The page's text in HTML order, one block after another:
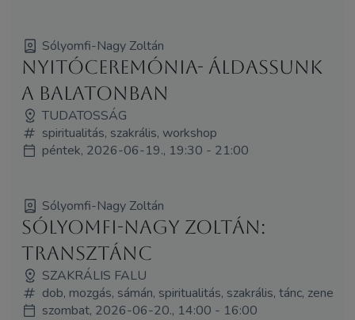
Sólyomfi-Nagy Zoltán
NYITÓCEREMÓNIA- Áldassunk
a Balatonban
TUDATOSSÁG
spiritualitás, szakrális, workshop
péntek, 2026-06-19., 19:30 - 21:00
Sólyomfi-Nagy Zoltán
Sólyomfi-Nagy Zoltán:
Transztánc
SZAKRÁLIS FALU
dob, mozgás, sámán, spiritualitás, szakrális, tánc, zene
szombat, 2026-06-20., 14:00 - 16:00